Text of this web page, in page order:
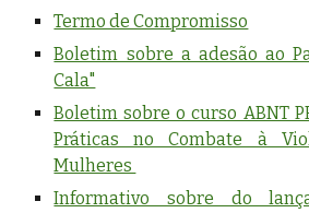
Termo de Compromisso
Boletim sobre a adesão ao
Cala"
Boletim sobre o curso ABNT
Práticas no Combate à
Mulheres
Informativo sobre do